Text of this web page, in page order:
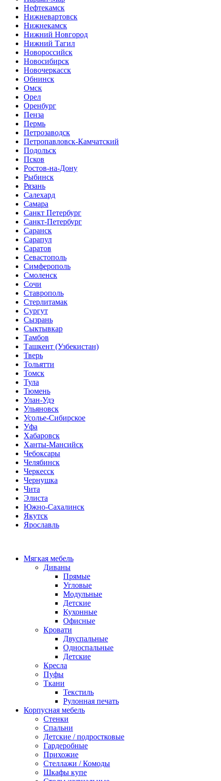
Нефтекамск
Нижневартовск
Нижнекамск
Нижний Новгород
Нижний Тагил
Новороссийск
Новосибирск
Новочеркасск
Обнинск
Омск
Орел
Оренбург
Пенза
Пермь
Петрозаводск
Петропавловск-Камчатский
Подольск
Псков
Ростов-на-Дону
Рыбинск
Рязань
Салехард
Самара
Санкт Петербург
Санкт-Петербург
Саранск
Сарапул
Саратов
Севастополь
Симферополь
Смоленск
Сочи
Ставрополь
Стерлитамак
Сургут
Сызрань
Сыктывкар
Тамбов
Ташкент (Узбекистан)
Тверь
Тольятти
Томск
Тула
Тюмень
Улан-Удэ
Ульяновск
Усолье-Сибирское
Уфа
Хабаровск
Ханты-Мансийск
Чебоксары
Челябинск
Черкесск
Чернушка
Чита
Элиста
Южно-Сахалинск
Якутск
Ярославль
Мягкая мебель
Диваны
Прямые
Угловые
Модульные
Детские
Кухонные
Офисные
Кровати
Двуспальные
Односпальные
Детские
Кресла
Пуфы
Ткани
Текстиль
Рулонная печать
Корпусная мебель
Стенки
Спальни
Детские / подростковые
Гардеробные
Прихожие
Стеллажи / Комоды
Шкафы купе